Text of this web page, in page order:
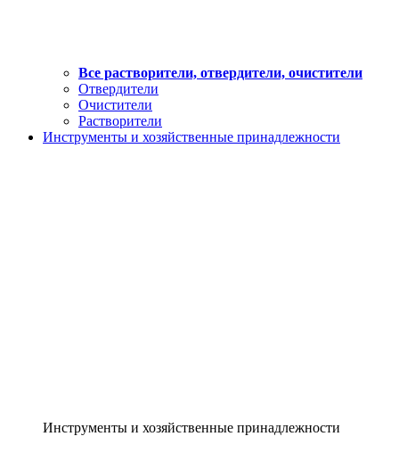
Все растворители, отвердители, очистители
Отвердители
Очистители
Растворители
Инструменты и хозяйственные принадлежности
Инструменты и хозяйственные принадлежности